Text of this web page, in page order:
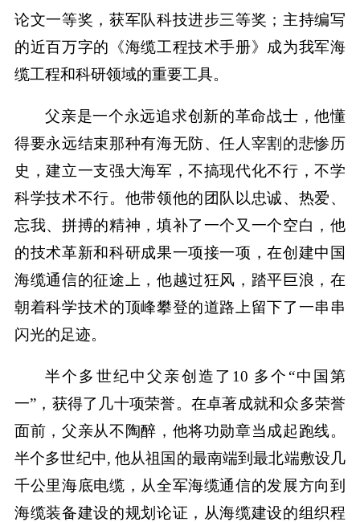
论文一等奖，获军队科技进步三等奖；主持编写
的近百万字的《海缆工程技术手册》成为我军海
缆工程和科研领域的重要工具。
父亲是一个永远追求创新的革命战士，他懂
得要永远结束那种有海无防、任人宰割的悲惨历
史，建立一支强大海军，不搞现代化不行，不学
科学技术不行。他带领他的团队以忠诚、热爱、
忘我、拼搏的精神，填补了一个又一个空白，他
的技术革新和科研成果一项接一项，在创建中国
海缆通信的征途上，他越过狂风，踏平巨浪，在
朝着科学技术的顶峰攀登的道路上留下了一串串
闪光的足迹。
半个多世纪中父亲创造了10 多个“中国第
一”，获得了几十项荣誉。在卓著成就和众多荣誉
面前，父亲从不陶醉，他将功勋章当成起跑线。
半个多世纪中, 他从祖国的最南端到最北端敷设几
千公里海底电缆，从全军海缆通信的发展方向到
海缆装备建设的规划论证，从海缆建设的组织程